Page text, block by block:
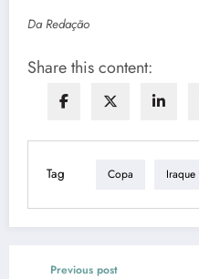
Da Redação
Share this content:
Tag Copa Iraque
Previous post